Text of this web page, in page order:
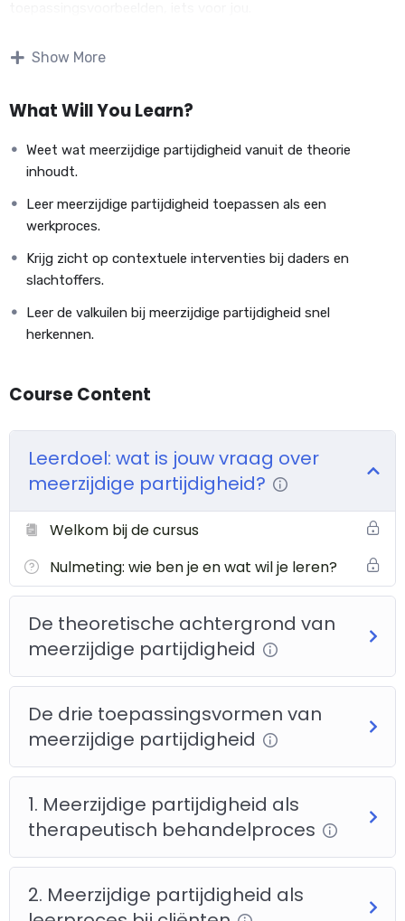
geregistreerde therapeuten met daders en slachtoffers van
leren?
Wat is meerzijdige partijdigheid?
Welke behandelfases kun je gebruiken?
Wanneer betrek je daders
Op welke ontwikkeling stuur je bij jouw cliënt?
Hoe hangen dader- en slachtofferschap samen?
Reflecteer op jouw behandelproces
werkwijze?
Hoe kan je meerzijdig partijdig zijn naar daders
slachtoffers?
Welke dilemma’s herken jij binnen jouw organisatie of
Welke supervisie-vragen heb jij over meerzijdige
partijdigheid?
Doelstellingen cursus
nascholing in (intervisie en supervisie) groepen.
Professionalisering hulpverleners
De cursus bevordert diverse vaardigheden, waaronder:
begrip: meerzijdige partijdigheid in de contextuele
hulpverlening
bewustzijn: bevorderen van zelfreflectie op
beroepsbekwaamheid
innovatie: bottom-up stimuleren van innovaties in het
Show More
What Will You Learn?
Weet wat meerzijdige partijdigheid vanuit de theorie
inhoudt.
Leer meerzijdige partijdigheid toepassen als een
werkproces.
Krijg zicht op contextuele interventies bij daders en
slachtoffers.
Leer de valkuilen bij meerzijdige partijdigheid snel
herkennen.
Course Content
Leerdoel: wat is jouw vraag over
meerzijdige partijdigheid?
Welkom bij de cursus
Nulmeting: wie ben je en wat wil je leren?
De theoretische achtergrond van
meerzijdige partijdigheid
De drie toepassingsvormen van
meerzijdige partijdigheid
1. Meerzijdige partijdigheid als
therapeutisch behandelproces
2. Meerzijdige partijdigheid als